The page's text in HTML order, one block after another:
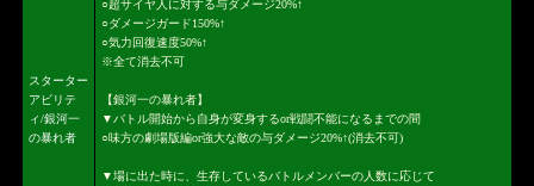
スターター
アビリテ
ィ/銀河一
の暴れ者
○超サイヤ人に対する与ダメージ20%↑
○ダメージガード150%↑
○気力回復速度50%↑
※全て消去不可
【銀河一の暴れ者】
▼バトル開始から自身が変身するor戦闘不能になるまでの間
○味方の劇場版編or強大な敵の与ダメージ20%↑(消去不可)
▼場に出た時に、生存しているバトルメンバーの人数に応じて